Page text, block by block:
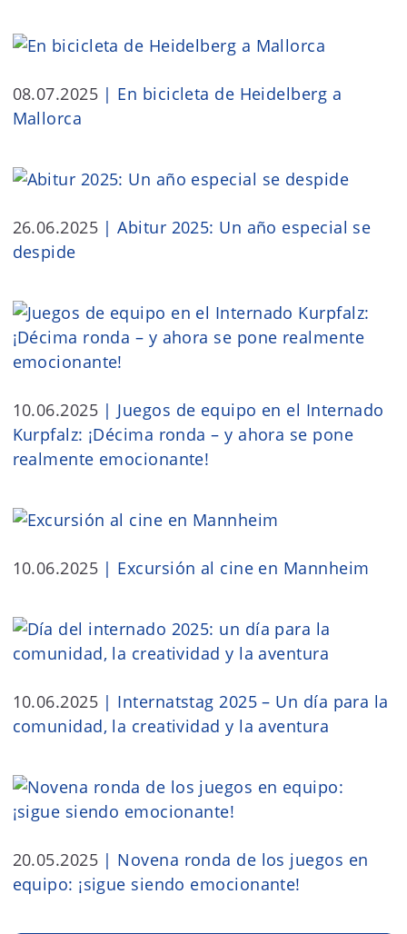
08.07.2025 | En bicicleta de Heidelberg a
Mallorca
26.06.2025 |Abitur 2025: Un año especial se
despide
10.06.2025 | Juegos de equipo en el Internado
Kurpfalz: ¡Décima ronda – y ahora se pone
realmente emocionante!
10.06.2025 | Excursión al cine en Mannheim
10.06.2025 | Internatstag 2025 – Un día para la
comunidad, la creatividad y la aventura
20.05.2025 | Novena ronda de los juegos en
equipo: ¡sigue siendo emocionante!